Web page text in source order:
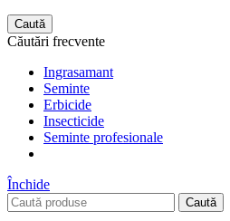
Caută
Căutări frecvente
Ingrasamant
Seminte
Erbicide
Insecticide
Seminte profesionale
Închide
Caută